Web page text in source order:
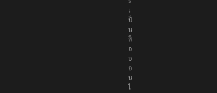
r
s
เ
ป็
น
สื่
อ
อ
อ